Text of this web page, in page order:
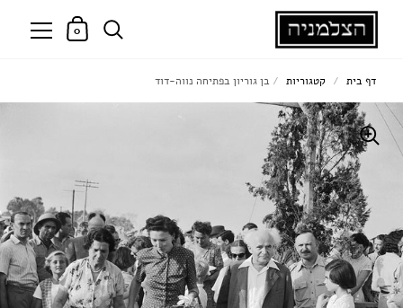
0
דף בית / קטגוריות / בן גוריון בפתיחה נווה-דוד